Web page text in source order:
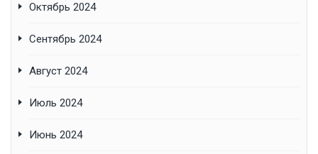
Октябрь 2024
Сентябрь 2024
Август 2024
Июль 2024
Июнь 2024